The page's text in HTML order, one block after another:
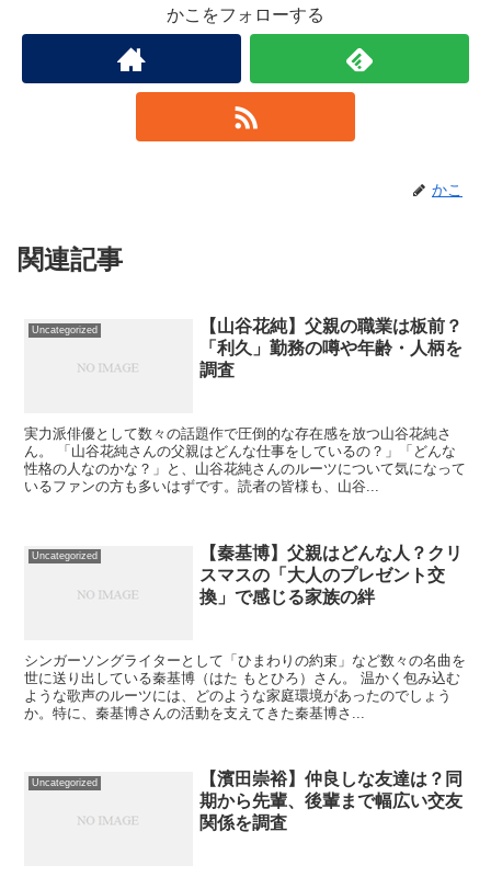
かこをフォローする
かこ
関連記事
Uncategorized
【山谷花純】父親の職業は板前？
「利久」勤務の噂や年齢・人柄を
調査
実力派俳優として数々の話題作で圧倒的な存在感を放つ山谷花純さ
ん。 「山谷花純さんの父親はどんな仕事をしているの？」「どんな
性格の人なのかな？」と、山谷花純さんのルーツについて気になって
いるファンの方も多いはずです。読者の皆様も、山谷...
Uncategorized
【秦基博】父親はどんな人？クリ
スマスの「大人のプレゼント交
換」で感じる家族の絆
シンガーソングライターとして「ひまわりの約束」など数々の名曲を
世に送り出している秦基博（はた もとひろ）さん。 温かく包み込む
ような歌声のルーツには、どのような家庭環境があったのでしょう
か。特に、秦基博さんの活動を支えてきた秦基博さ...
Uncategorized
【濱田崇裕】仲良しな友達は？同
期から先輩、後輩まで幅広い交友
関係を調査